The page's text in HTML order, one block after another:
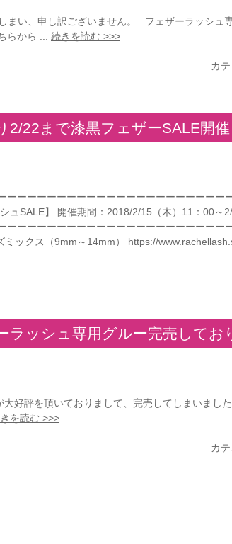
まい、申し訳ございません。 フェザーラッシュ
らから ... 続きを読む >>>
カ
2/22まで漆黒フェザーSALE開催
ーーーーーーーーーーーーーーーーーーーーー
ュSALE】 開催期間：2018/2/15（木）11：00～
ーーーーーーーーーーーーーーーーーーーーーー
ミックス（9mm～14mm） https://
ラッシュ専用グルー完売してお
大好評を頂いておりまして、完売してしまいまし
を読む >>>
カ